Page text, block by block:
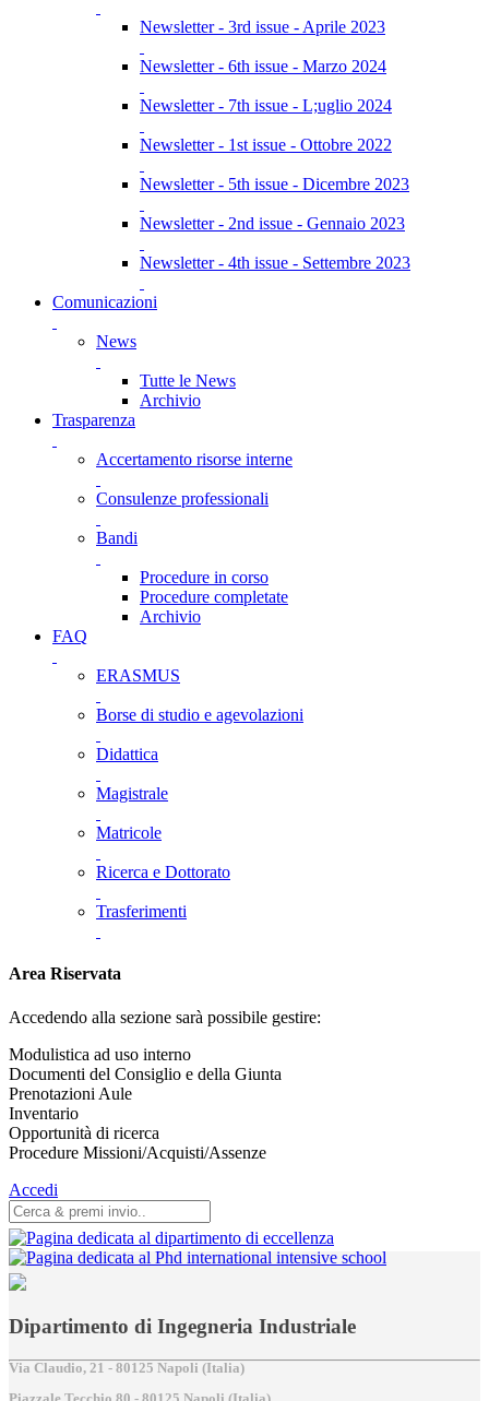
Newsletter - 3rd issue - Aprile 2023
Newsletter - 6th issue - Marzo 2024
Newsletter - 7th issue - L;uglio 2024
Newsletter - 1st issue - Ottobre 2022
Newsletter - 5th issue - Dicembre 2023
Newsletter - 2nd issue - Gennaio 2023
Newsletter - 4th issue - Settembre 2023
Comunicazioni
News
Tutte le News
Archivio
Trasparenza
Accertamento risorse interne
Consulenze professionali
Bandi
Procedure in corso
Procedure completate
Archivio
FAQ
ERASMUS
Borse di studio e agevolazioni
Didattica
Magistrale
Matricole
Ricerca e Dottorato
Trasferimenti
Area Riservata
Accedendo alla sezione sarà possibile gestire:
Modulistica ad uso interno
Documenti del Consiglio e della Giunta
Prenotazioni Aule
Inventario
Opportunità di ricerca
Procedure Missioni/Acquisti/Assenze
Accedi
Dipartimento di Ingegneria Industriale
Via Claudio, 21 - 80125 Napoli (Italia)